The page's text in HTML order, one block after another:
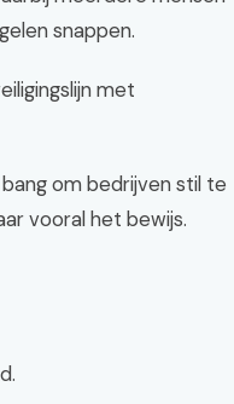
snappen.
met
om bedrijven stil te
vooral het bewijs.